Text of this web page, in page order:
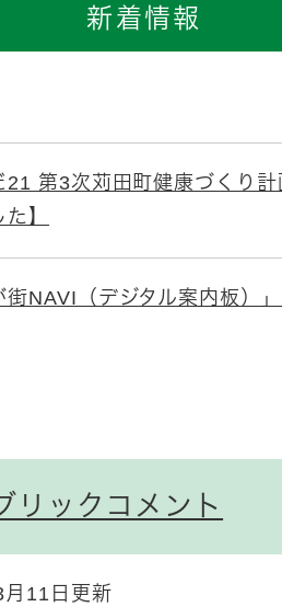
新着情報
21 第3次苅田町健康づくり
】
街NAVI（デジタル案内板）
リックコメント
月11日更新